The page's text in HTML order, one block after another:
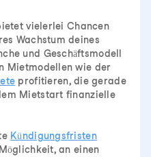
vielerlei Chancen
Wachstum deines
und Geschäftsmodell
Mietmodellen wie der
profitieren, die gerade
Mietstart finanzielle
Kündigungsfristen
an einen